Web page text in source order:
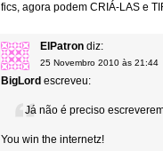
fics, agora podem CRIÁ-LAS e
ElPatron diz:
25 Novembro 2010 às 21:44
BigLord escreveu:
Já não é preciso
You win the internetz!